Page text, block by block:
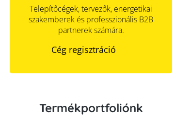
Telepítőcégek, tervezők, energetikai
szakemberek és professzionális B2B
partnerek számára.
Cég regisztráció
Termékportfoliónk